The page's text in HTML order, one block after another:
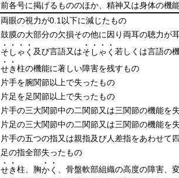
前各号に掲げるもののほか、精神又は身体の機
両眼の視力が0.1以下に減じたもの
鼓膜の大部分の欠損その他に因り両耳の聴力が
そしゃく
・・・・
及び言語又はそしゃく
・・・・
若しくは言語の
せき
・・
柱の機能に著しい障害を残すもの
片手を腕関節以上で失ったもの
片足を足関節以上で失ったもの
片手の三大関節中の二関節又は三関節の機能を
片足の三大関節中の二関節又は三関節の機能を
片手の五つの指又は親指及び人差指をあわせて
足の指全部失ったもの
せき
・・
柱、胸かく
・・
、骨盤軟部組織の高度の障害、